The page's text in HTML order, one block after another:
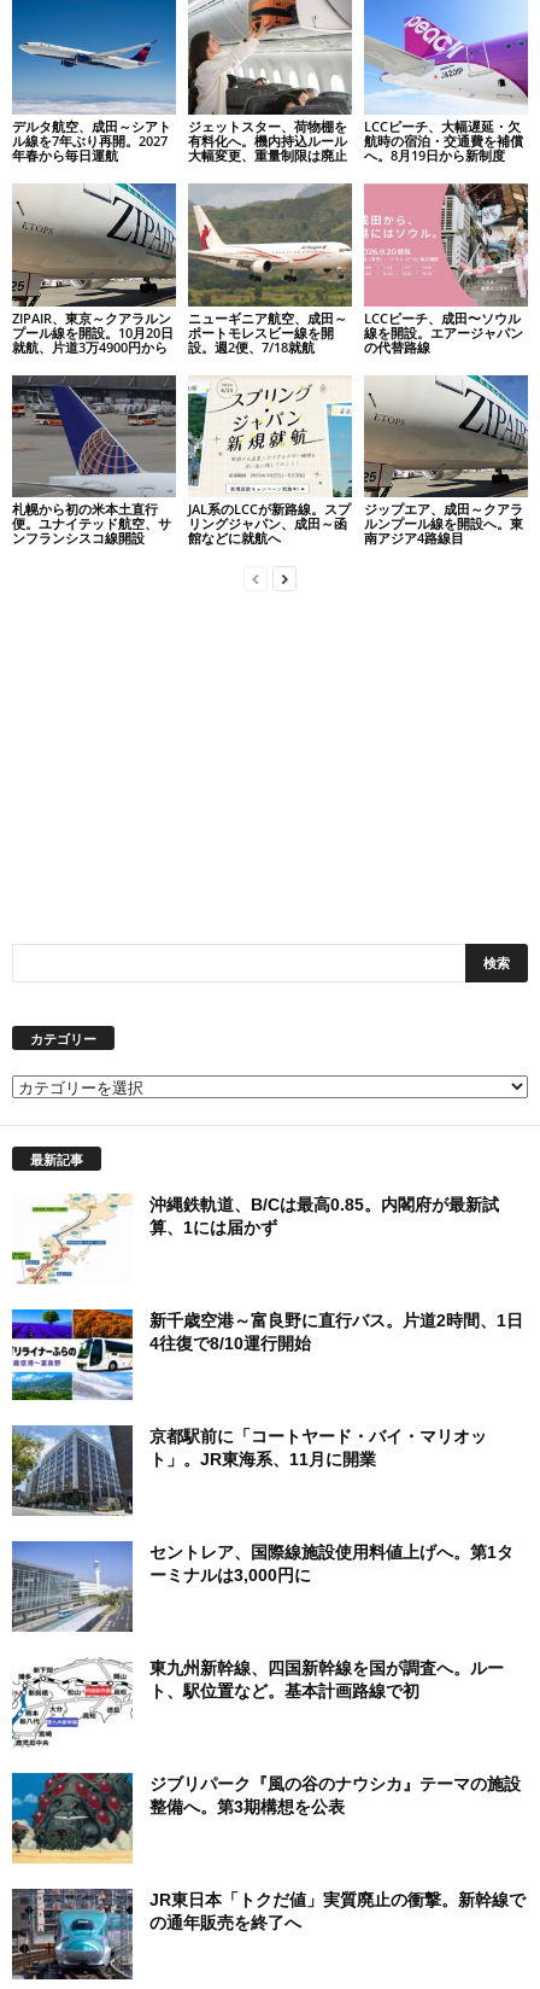
デルタ航空、成田～シアト
ル線を7年ぶり再開。2027
年春から毎日運航
ジェットスター、荷物棚を
有料化へ。機内持込ルール
大幅変更、重量制限は廃止
LCCピーチ、大幅遅延・欠
航時の宿泊・交通費を補償
へ。8月19日から新制度
ZIPAIR、東京～クアラルン
プール線を開設。10月20日
就航、片道3万4900円から
ニューギニア航空、成田～
ポートモレスビー線を開
設。週2便、7/18就航
LCCピーチ、成田〜ソウル
線を開設。エアージャパン
の代替路線
札幌から初の米本土直行
便。ユナイテッド航空、サ
ンフランシスコ線開設
JAL系のLCCが新路線。スプ
リングジャパン、成田～函
館などに就航へ
ジップエア、成田～クアラ
ルンプール線を開設へ。東
南アジア4路線目
カテゴリー
カ
最新記事
沖縄鉄軌道、B/Cは最高0.85。内閣府が最新試
算、1には届かず
新千歳空港～富良野に直行バス。片道2時間、1日
4往復で8/10運行開始
京都駅前に「コートヤード・バイ・マリオッ
ト」。JR東海系、11月に開業
セントレア、国際線施設使用料値上げへ。第1タ
ーミナルは3,000円に
東九州新幹線、四国新幹線を国が調査へ。ルー
ト、駅位置など。基本計画路線で初
ジブリパーク『風の谷のナウシカ』テーマの施設
整備へ。第3期構想を公表
JR東日本「トクだ値」実質廃止の衝撃。新幹線で
の通年販売を終了へ